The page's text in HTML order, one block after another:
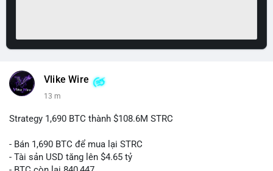
Vlike Wire
13 m
Strategy 1,690 BTC thành $108.6M STRC
- Bán 1,690 BTC để mua lại STRC
- Tài sản USD tăng lên $4.65 tỷ